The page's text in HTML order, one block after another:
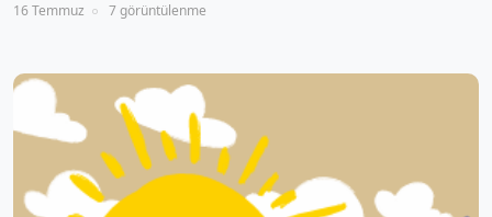
16 Temmuz 7 görüntülenme